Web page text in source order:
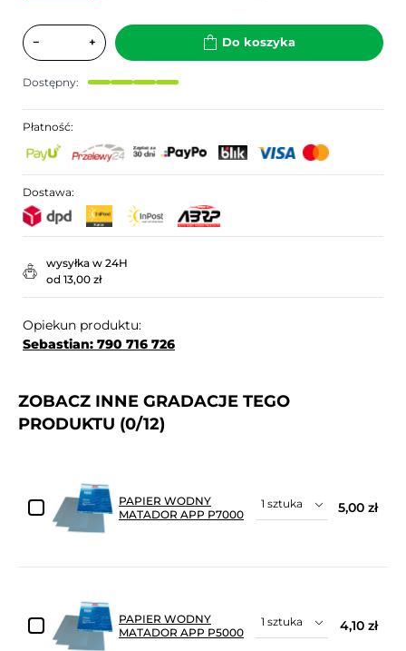
− + Do koszyka
Dostępny:
Płatność:
Dostawa:
wysyłka w 24H
od 13,00 zł
Opiekun produktu:
Sebastian: 790 716 726
ZOBACZ INNE GRADACJE TEGO
PRODUKTU (0/12)
PAPIER WODNY
MATADOR APP P7000
5,00 zł
PAPIER WODNY
MATADOR APP P5000
4,10 zł